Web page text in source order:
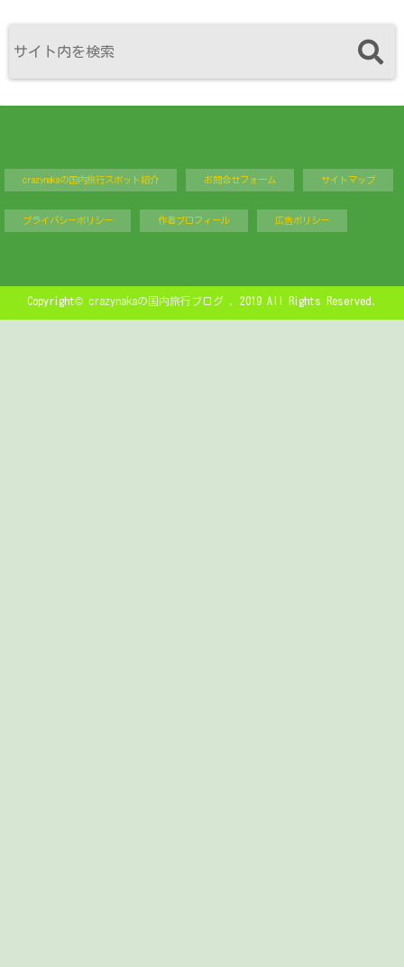
crazynakaの国内旅行スポット紹介 お問合せフォーム サイトマップ
プライバシーポリシー 作者プロフィール 広告ポリシー
Copyright© crazynakaの国内旅行ブログ , 2019 All Rights Reserved.